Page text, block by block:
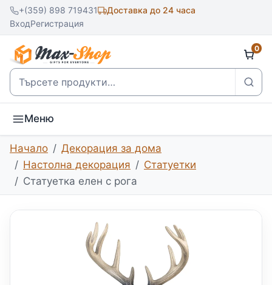
+(359) 898 719431
Доставка до 24 часа
ВходРегистрация
Търсене
0
Меню
Начало
Декорация за дома
Настолна декорация
Статуетки
Статуетка елен с рога